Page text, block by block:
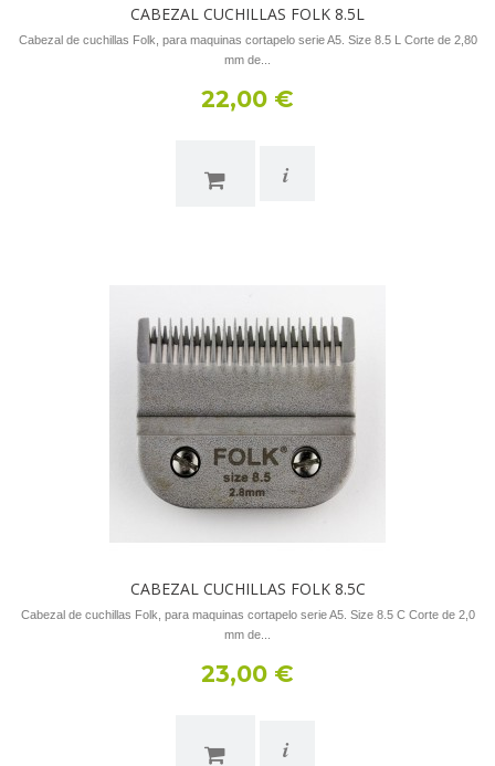
CABEZAL CUCHILLAS FOLK 8.5L
Cabezal de cuchillas Folk, para maquinas cortapelo serie A5. Size 8.5 L Corte de 2,80
mm de...
22,00 €
i
CABEZAL CUCHILLAS FOLK 8.5C
Cabezal de cuchillas Folk, para maquinas cortapelo serie A5. Size 8.5 C Corte de 2,0
mm de...
23,00 €
i